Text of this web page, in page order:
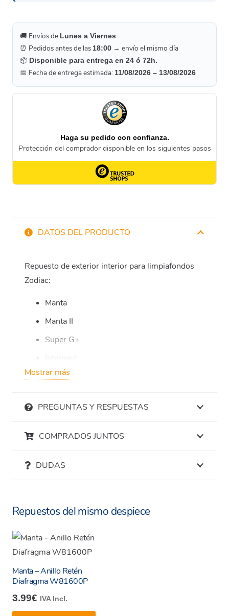
🚚 Envíos de Lunes a Viernes
⏰ Pedidos antes de las 18:00 → envío el mismo día
📦 Disponible para entrega en 24 ó 72h.
📅 Fecha de entrega estimada: 11/08/2026 – 13/08/2026
DATOS DEL PRODUCTO
Repuesto de exterior interior para limpiafondos
Zodiac:
Manta
Manta II
Super G+
Super Manta
G4
Mostrar más
PREGUNTAS Y RESPUESTAS
COMPRADOS JUNTOS
DUDAS
Repuestos del mismo despiece
Manta – Anillo Retén
Diafragma W81600P
3.99€ IVA Incl.